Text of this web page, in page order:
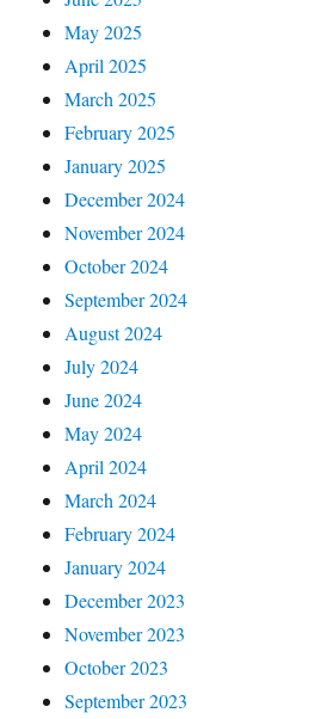
May 2025
April 2025
March 2025
February 2025
January 2025
December 2024
November 2024
October 2024
September 2024
August 2024
July 2024
June 2024
May 2024
April 2024
March 2024
February 2024
January 2024
December 2023
November 2023
October 2023
September 2023